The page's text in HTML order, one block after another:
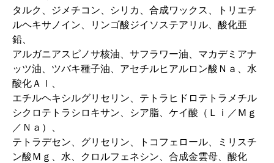
タルク、ジメチコン、シリカ、合成ワックス、トリエチ
ルヘキサノイン、リンゴ酸ジイソステアリル、酸化亜
鉛、
アルガニアスピノサ核油、サフラワー油、マカデミアナ
ッツ油、ツバキ種子油、アセチルヒアルロン酸Ｎａ、水
酸化Ａｌ、
エチルヘキシルグリセリン、テトラヒドロテトラメチル
シクロテトラシロキサン、シア脂、ケイ酸（Ｌｉ／Ｍｇ
／Ｎａ）、
テトラデセン、グリセリン、トコフェロール、ミリスチ
ン酸Ｍｇ、水、クロルフェネシン、合成金雲母、酸化